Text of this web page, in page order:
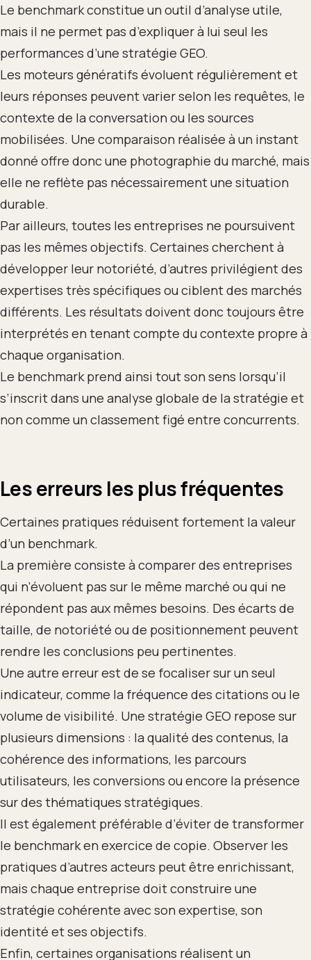
Le benchmark constitue un outil d’analyse utile,
mais il ne permet pas d’expliquer à lui seul les
performances d’une stratégie GEO.
Les moteurs génératifs évoluent régulièrement et
leurs réponses peuvent varier selon les requêtes, le
contexte de la conversation ou les sources
mobilisées. Une comparaison réalisée à un instant
donné offre donc une photographie du marché, mais
elle ne reflète pas nécessairement une situation
durable.
Par ailleurs, toutes les entreprises ne poursuivent
pas les mêmes objectifs. Certaines cherchent à
développer leur notoriété, d’autres privilégient des
expertises très spécifiques ou ciblent des marchés
différents. Les résultats doivent donc toujours être
interprétés en tenant compte du contexte propre à
chaque organisation.
Le benchmark prend ainsi tout son sens lorsqu’il
s’inscrit dans une analyse globale de la stratégie et
non comme un classement figé entre concurrents.
Les erreurs les plus fréquentes
Certaines pratiques réduisent fortement la valeur
d’un benchmark.
La première consiste à comparer des entreprises
qui n’évoluent pas sur le même marché ou qui ne
répondent pas aux mêmes besoins. Des écarts de
taille, de notoriété ou de positionnement peuvent
rendre les conclusions peu pertinentes.
Une autre erreur est de se focaliser sur un seul
indicateur, comme la fréquence des citations ou le
volume de visibilité. Une stratégie GEO repose sur
plusieurs dimensions : la qualité des contenus, la
cohérence des informations, les parcours
utilisateurs, les conversions ou encore la présence
sur des thématiques stratégiques.
Il est également préférable d’éviter de transformer
le benchmark en exercice de copie. Observer les
pratiques d’autres acteurs peut être enrichissant,
mais chaque entreprise doit construire une
stratégie cohérente avec son expertise, son
identité et ses objectifs.
Enfin, certaines organisations réalisent un